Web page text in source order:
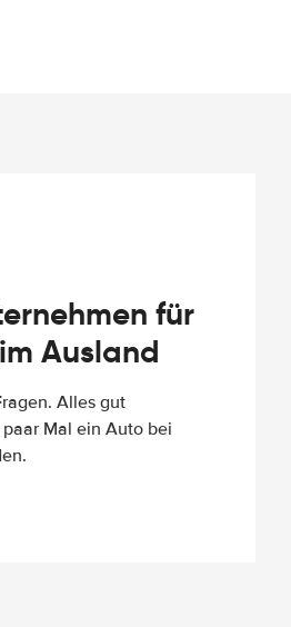
für
Ausland
Alles gut
Mal ein Auto bei